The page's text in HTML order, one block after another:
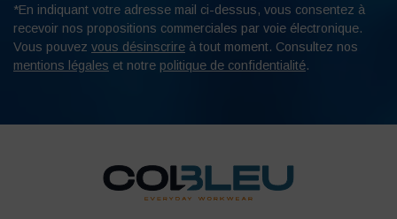
*En indiquant votre adresse mail ci-dessus, vous consentez à
recevoir nos propositions commerciales par voie électronique.
Vous pouvez vous désinscrire à tout moment. Consultez nos
mentions légales et notre politique de confidentialité.